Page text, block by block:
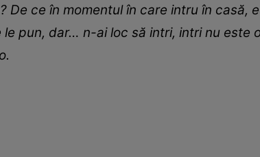
De ce în momentul în care intru în casă,
pun, dar… n-ai loc să intri, intri nu este